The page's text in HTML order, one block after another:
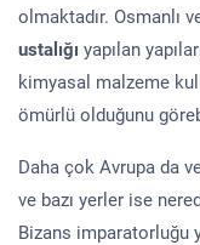
olmaktadır. Osmanlı
ustalığı yapılan
kimyasal malzeme
ömürlü olduğunu
Daha çok Avrupa da
ve bazı yerler ise
Bizans imparatorluğu